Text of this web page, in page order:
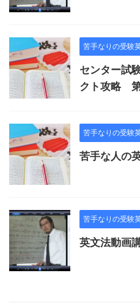
苦手なりの受験
センター試
クト攻略 第
苦手なりの受験
苦手な人の
苦手なりの受験
英文法動画